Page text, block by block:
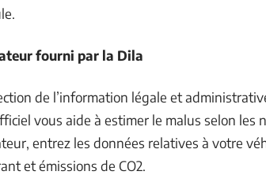
fourni par la Dila
de l’information légale et
vous aide à estimer le malus selon les
entrez les données relatives à votre
et émissions de CO2.